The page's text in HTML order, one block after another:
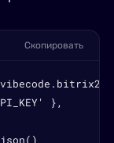
Скопировать
},